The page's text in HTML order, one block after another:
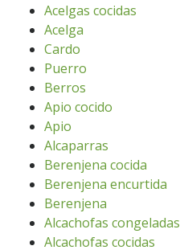
Acelgas cocidas
Acelga
Cardo
Puerro
Berros
Apio cocido
Apio
Alcaparras
Berenjena cocida
Berenjena encurtida
Berenjena
Alcachofas congeladas
Alcachofas cocidas